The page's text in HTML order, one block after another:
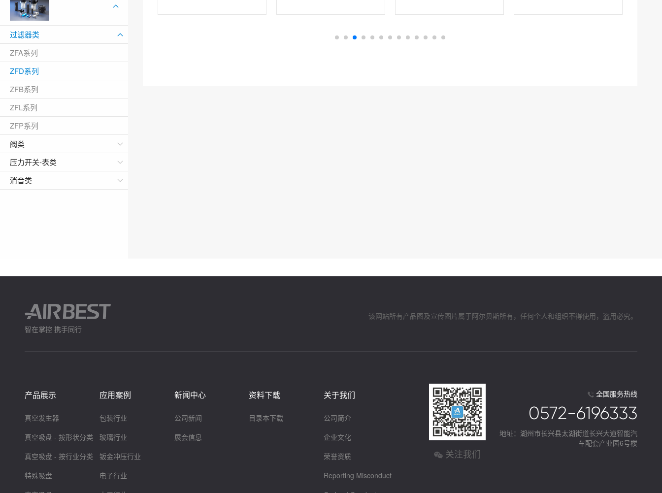
过滤器类
ZFA系列
ZFD系列
ZFB系列
ZFL系列
ZFP系列
阀类
压力开关-表类
消音类
智在掌控 携手同行
该网站所有产品图及宣传图片属于阿尔贝斯所有，任何个人和组织不得使用，盗用必究。
产品展示
真空发生器
真空吸盘 - 按形状分类
真空吸盘 - 按行业分类
特殊吸盘
应用案例
包装行业
玻璃行业
钣金冲压行业
电子行业
新闻中心
公司新闻
展会信息
资料下载
目录本下载
关于我们
公司简介
企业文化
荣誉资质
Reporting Misconduct
关注我们
全国服务热线
0572-6196333
地址：湖州市长兴县太湖街道长兴大道智能汽
车配套产业园6号楼